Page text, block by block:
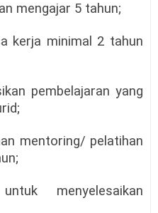
mengajar 5 tahun;
kerja minimal 2 tahun
pembelajaran yang
mentoring/ pelatihan
menyelesaikan